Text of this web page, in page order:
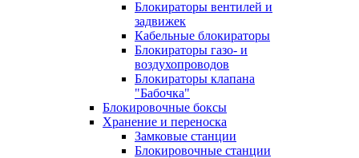
Блокираторы вентилей и
задвижек
Кабельные блокираторы
Блокираторы газо- и
воздухопроводов
Блокираторы клапана
"Бабочка"
Блокировочные боксы
Хранение и переноска
Замковые станции
Блокировочные станции